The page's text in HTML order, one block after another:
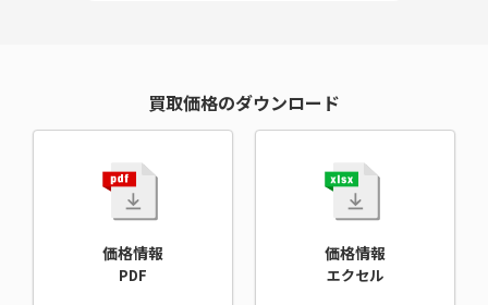
買取価格のダウンロード
価格情報
PDF
価格情報
エクセル